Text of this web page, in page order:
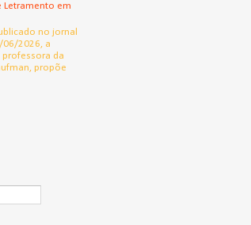
Letramento em
no jornal
06/2026, a
da
propõe